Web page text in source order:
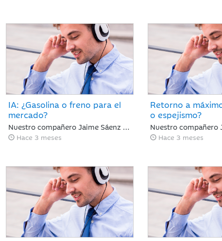
IA: ¿Gasolina o freno para el
mercado?
Nuestro compañero Jaime Sáenz de Santamaría, del Departamento de Análisis, analiza una semana de tregua geopolítica en la que, pese a la falta de avances en las negociaciones, la calma se mantiene y los resultados empresariales retoman el protagonismo en las bolsas.
Hace 3 meses
Retorno a
o espejismo?
Hace 3 meses